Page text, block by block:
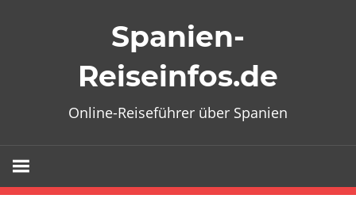
Spanien-
Reiseinfos.de
Online-Reiseführer über Spanien